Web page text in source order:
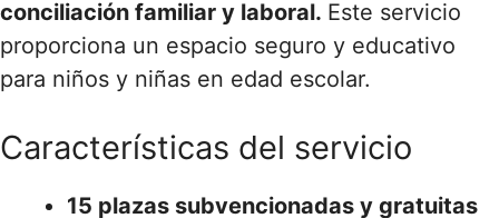
conciliación familiar y laboral. Este servicio
proporciona un espacio seguro y educativo
para niños y niñas en edad escolar.
Características del servicio
15 plazas subvencionadas y gratuitas